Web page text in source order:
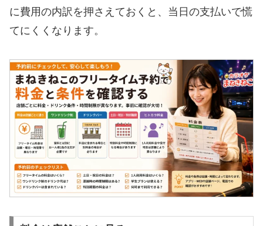
に費用の内訳を押さえておくと、当日の支払いで慌
てにくくなります。